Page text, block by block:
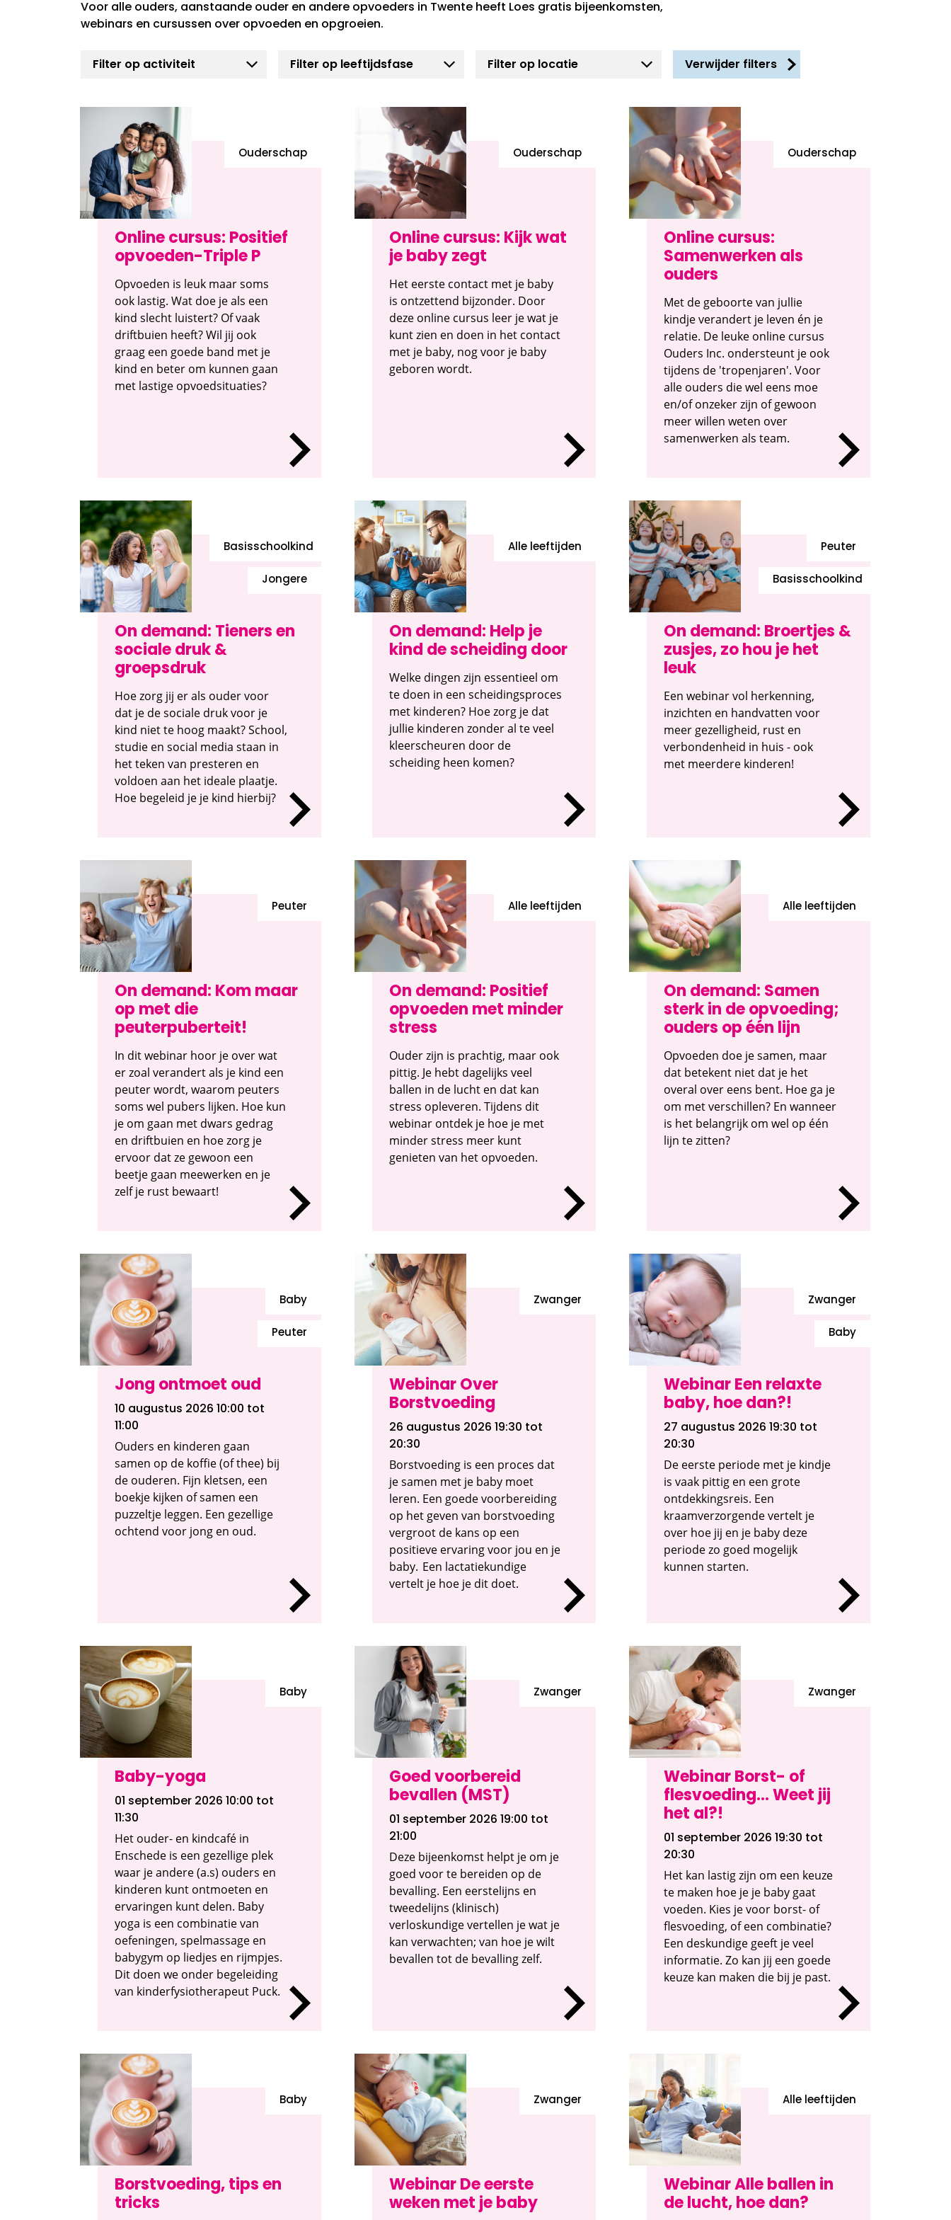
Voor alle ouders, aanstaande ouder en andere opvoeders in Twente heeft Loes gratis bijeenkomsten,
webinars en cursussen over opvoeden en opgroeien.
Verwijder filters
Online cursus: Positief
opvoeden-Triple P
Ouderschap
Opvoeden is leuk maar soms
ook lastig. Wat doe je als een
kind slecht luistert? Of vaak
driftbuien heeft? Wil jij ook
graag een goede band met je
kind en beter om kunnen gaan
met lastige opvoedsituaties?
Online cursus: Kijk wat
je baby zegt
Ouderschap
Het eerste contact met je baby
is ontzettend bijzonder. Door
deze online cursus leer je wat je
kunt zien en doen in het contact
met je baby, nog voor je baby
geboren wordt.
Online cursus:
Samenwerken als
ouders
Ouderschap
Met de geboorte van jullie
kindje verandert je leven én je
relatie. De leuke online cursus
Ouders Inc. ondersteunt je ook
tijdens de 'tropenjaren'. Voor
alle ouders die wel eens moe
en/of onzeker zijn of gewoon
meer willen weten over
samenwerken als team.
On demand: Tieners en
sociale druk &
groepsdruk
Basisschoolkind
Jongere
Hoe zorg jij er als ouder voor
dat je de sociale druk voor je
kind niet te hoog maakt? School,
studie en social media staan in
het teken van presteren en
voldoen aan het ideale plaatje.
Hoe begeleid je je kind hierbij?
On demand: Help je
kind de scheiding door
Alle leeftijden
Welke dingen zijn essentieel om
te doen in een scheidingsproces
met kinderen? Hoe zorg je dat
jullie kinderen zonder al te veel
kleerscheuren door de
scheiding heen komen?
On demand: Broertjes &
zusjes, zo hou je het
leuk
Peuter
Basisschoolkind
Een webinar vol herkenning,
inzichten en handvatten voor
meer gezelligheid, rust en
verbondenheid in huis - ook
met meerdere kinderen!
On demand: Kom maar
op met die
peuterpuberteit!
Peuter
In dit webinar hoor je over wat
er zoal verandert als je kind een
peuter wordt, waarom peuters
soms wel pubers lijken. Hoe kun
je om gaan met dwars gedrag
en driftbuien en hoe zorg je
ervoor dat ze gewoon een
beetje gaan meewerken en je
zelf je rust bewaart!
On demand: Positief
opvoeden met minder
stress
Alle leeftijden
Ouder zijn is prachtig, maar ook
pittig. Je hebt dagelijks veel
ballen in de lucht en dat kan
stress opleveren. Tijdens dit
webinar ontdek je hoe je met
minder stress meer kunt
genieten van het opvoeden.
On demand: Samen
sterk in de opvoeding;
ouders op één lijn
Alle leeftijden
Opvoeden doe je samen, maar
dat betekent niet dat je het
overal over eens bent. Hoe ga je
om met verschillen? En wanneer
is het belangrijk om wel op één
lijn te zitten?
Jong ontmoet oud
Baby
Peuter
10 augustus 2026 10:00 tot
11:00
Ouders en kinderen gaan
samen op de koffie (of thee) bij
de ouderen. Fijn kletsen, een
boekje kijken of samen een
puzzeltje leggen. Een gezellige
ochtend voor jong en oud.
Webinar Over
Borstvoeding
Zwanger
26 augustus 2026 19:30 tot
20:30
Borstvoeding is een proces dat
je samen met je baby moet
leren. Een goede voorbereiding
op het geven van borstvoeding
vergroot de kans op een
positieve ervaring voor jou en je
baby. Een lactatiekundige
vertelt je hoe je dit doet.
Webinar Een relaxte
baby, hoe dan?!
Zwanger
Baby
27 augustus 2026 19:30 tot
20:30
De eerste periode met je kindje
is vaak pittig en een grote
ontdekkingsreis. Een
kraamverzorgende vertelt je
over hoe jij en je baby deze
periode zo goed mogelijk
kunnen starten.
Baby-yoga
Baby
01 september 2026 10:00 tot
11:30
Het ouder- en kindcafé in
Enschede is een gezellige plek
waar je andere (a.s) ouders en
kinderen kunt ontmoeten en
ervaringen kunt delen. Baby
yoga is een combinatie van
oefeningen, spelmassage en
babygym op liedjes en rijmpjes.
Dit doen we onder begeleiding
van kinderfysiotherapeut Puck.
Goed voorbereid
bevallen (MST)
Zwanger
01 september 2026 19:00 tot
21:00
Deze bijeenkomst helpt je om je
goed voor te bereiden op de
bevalling. Een eerstelijns en
tweedelijns (klinisch)
verloskundige vertellen je wat je
kan verwachten; van hoe je wilt
bevallen tot de bevalling zelf.
Webinar Borst- of
flesvoeding... Weet jij
het al?!
Zwanger
01 september 2026 19:30 tot
20:30
Het kan lastig zijn om een keuze
te maken hoe je je baby gaat
voeden. Kies je voor borst- of
flesvoeding, of een combinatie?
Een deskundige geeft je veel
informatie. Zo kan jij een goede
keuze kan maken die bij je past.
Borstvoeding, tips en
tricks
Baby
Webinar De eerste
weken met je baby
Zwanger
Webinar Alle ballen in
de lucht, hoe dan?
Alle leeftijden